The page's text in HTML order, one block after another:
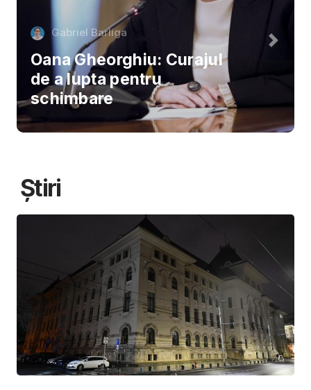
Gabriel Barliga
Oana Gheorghiu: Curajul
de a lupta pentru
schimbare
Știri